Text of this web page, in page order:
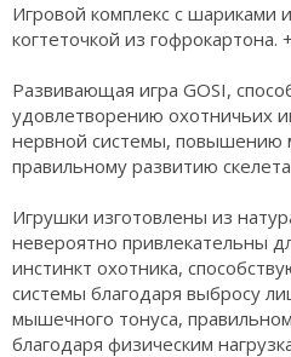
Игровой комплекс с шариками
когтеточкой из гофрокартона.
Развивающая игра GOSI,
удовлетворению охотничьих
нервной системы, повышению
правильному развитию
Игрушки изготовлены из
невероятно привлекательны
инстинкт охотника,
системы благодаря выбросу
мышечного тонуса,
благодаря физическим